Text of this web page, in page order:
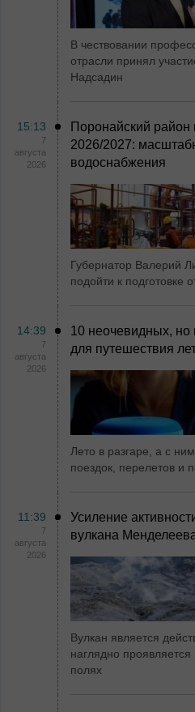
В чествовании
отрасли принял
Надсадин
15:13
7
августа
2026
Поронайский район
2026/2027:
водоснабжения
Губернатор Валерий
подойти к подготовке
14:39
7
августа
2026
10 неочевидных, но
для путешествия
Лето в разгаре, а с
поездок, перелетов и
11:39
7
августа
2026
Усиление
вулкана
Вулкан является
наглядно
полях